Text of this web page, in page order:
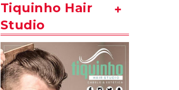
Tiquinho Hair
Studio